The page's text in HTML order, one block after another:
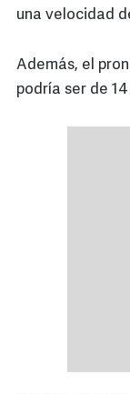
una velocidad
Además, el
podría ser de